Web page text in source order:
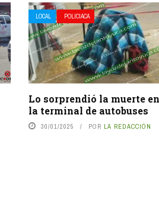
LOCAL POLICIACA
Lo sorprendió la muerte en
la terminal de autobuses
30/01/2025 POR LA REDACCIÓN